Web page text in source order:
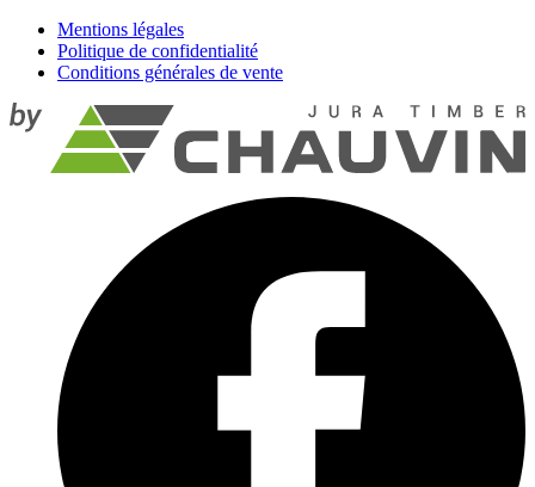
Mentions légales
Politique de confidentialité
Conditions générales de vente